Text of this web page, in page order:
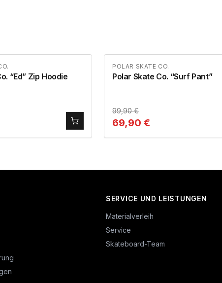
“Ed” Zip Hoodie
POLAR SKATE CO.
Polar Skate Co. “Surf Pant”
99,90€
69,90 €
SERVICE UND LEISTUNGEN
Materialverleih
Service
Skateboard-Team